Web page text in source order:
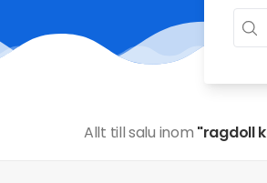
Allt till salu inom "ragdoll